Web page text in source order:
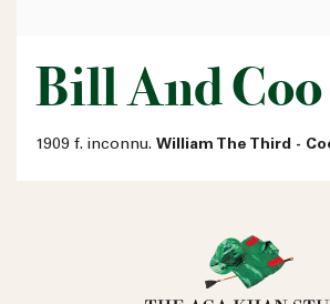
Bill And Coo
1909 f. inconnu. William The Third -